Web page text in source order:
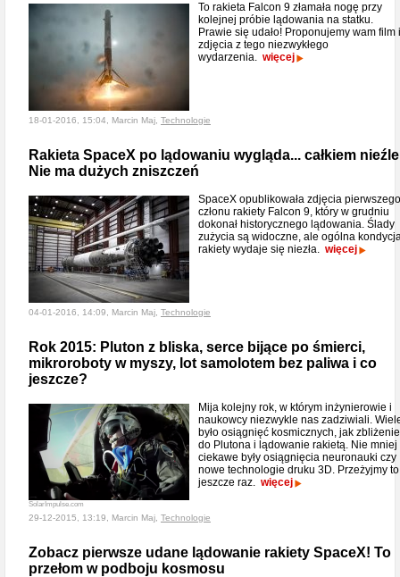
To rakieta Falcon 9 złamała nogę przy
kolejnej próbie lądowania na statku.
Prawie się udało! Proponujemy wam film i
zdjęcia z tego niezwykłego
wydarzenia. więcej
18-01-2016, 15:04, Marcin Maj, Technologie
Rakieta SpaceX po lądowaniu wygląda... całkiem
Nie ma dużych zniszczeń
SpaceX opublikowała zdjęcia pierwszego
członu rakiety Falcon 9, który w grudniu
dokonał historycznego lądowania. Ślady
zużycia są widoczne, ale ogólna
rakiety wydaje się niezła. więcej
04-01-2016, 14:09, Marcin Maj, Technologie
Rok 2015: Pluton z bliska, serce bijące po śmierci,
mikroroboty w myszy, lot samolotem bez paliwa i co
jeszcze?
SolarImpulse.com
Mija kolejny rok, w którym inżynierowie i
naukowcy niezwykle nas zadziwiali.
było osiągnięć kosmicznych, jak zbliżenie
do Plutona i lądowanie rakietą. Nie mniej
ciekawe były osiągnięcia neuronauki czy
nowe technologie druku 3D. Przeżyjmy to
jeszcze raz. więcej
29-12-2015, 13:19, Marcin Maj, Technologie
Zobacz pierwsze udane lądowanie rakiety SpaceX! To
przełom w podboju kosmosu